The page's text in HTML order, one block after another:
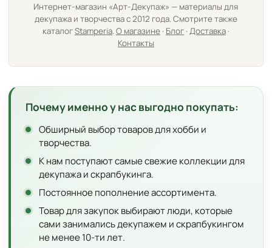
Интернет-магазин «Арт-Декупаж» — материалы для
декупажа и творчества с 2012 года. Смотрите также
каталогStamperia.О магазине· Блог· Доставка·
Контакты
Почему именно у нас выгодно покупать:
Обширный выбор товаров для хобби и
творчества.
К нам поступают самые свежие коллекции для
декупажа и скрапбукинга.
Постоянное пополнение ассортимента.
Товар для закупок выбирают люди, которые
сами занимались декупажем и скрапбукингом
не менее 10-ти лет.